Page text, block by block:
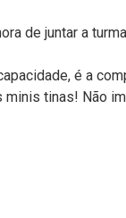
de juntar a
é a
tinas! Não